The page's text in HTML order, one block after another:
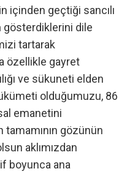
içinden geçtiği sancılı
dile
tartarak
özellikle gayret
ve sükuneti elden
olduğumuzu, 86
emanetini
tamamının gözünün
aklımızdan
boyunca ana